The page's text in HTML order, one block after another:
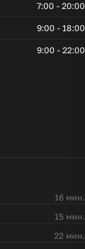
7:00 - 20:00
9:00 - 18:00
9:00 - 22:00
16 мин.
15 мин.
22 мин.